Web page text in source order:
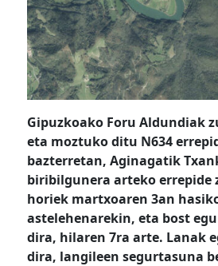
Gipuzkoako Foru Aldundiak
eta moztuko ditu N634
bazterretan, Aginagatik
biribilgunera arteko errepide
horiek martxoaren 3an
astelehenarekin, eta bost
dira, hilaren 7ra arte. Lanak
dira, langileen segurtasuna